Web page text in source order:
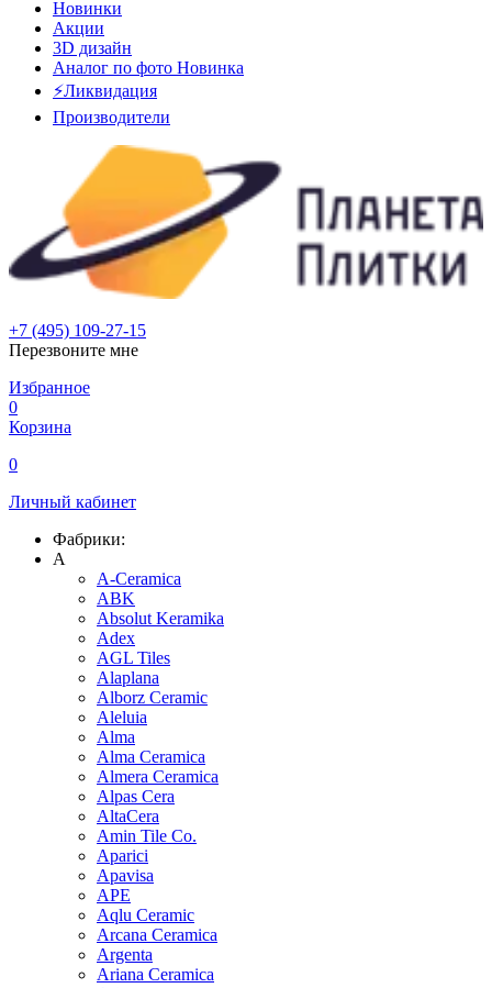
Новинки
Акции
3D дизайн
Аналог по фото Новинка
⚡Ликвидация
Производители
+7 (495) 109-27-15
Перезвоните мне
Избранное
0
Корзина
0
Личный кабинет
Фабрики:
A
A-Ceramica
ABK
Absolut Keramika
Adex
AGL Tiles
Alaplana
Alborz Ceramic
Aleluia
Alma
Alma Ceramica
Almera Ceramica
Alpas Cera
AltaCera
Amin Tile Co.
Aparici
Apavisa
APE
Aqlu Ceramic
Arcana Ceramica
Argenta
Ariana Ceramica